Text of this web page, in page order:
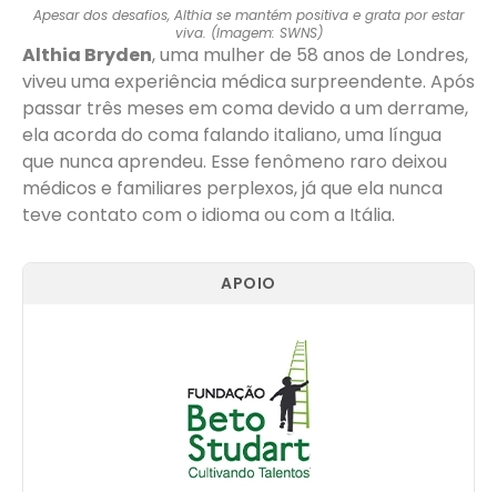
Apesar dos desafios, Althia se mantém positiva e grata por estar
viva. (Imagem: SWNS)
Althia Bryden, uma mulher de 58 anos de Londres,
viveu uma experiência médica surpreendente. Após
passar três meses em coma devido a um derrame,
ela acorda do coma falando italiano, uma língua
que nunca aprendeu. Esse fenômeno raro deixou
médicos e familiares perplexos, já que ela nunca
teve contato com o idioma ou com a Itália.
APOIO